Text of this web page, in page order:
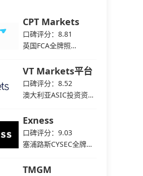
CPT Markets
口碑评分：8.81
英国FCA全牌照
VT Markets平台
口碑评分：8.52
澳大利亚ASIC投资资讯
Exness
口碑评分：9.03
塞浦路斯CYSEC全牌照
TMGM